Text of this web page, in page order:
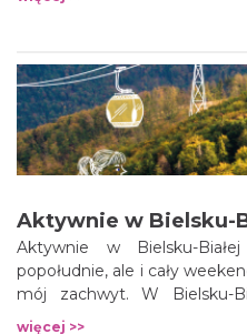
śmiertelnie poważne pytanie.
Aktywnie w Bielsku-
Aktywnie w Bielsku-
popołudnie, ale i cały
mój zachwyt. W Bielsku-
ściąga rowerzystów nie tylko
więcej >>